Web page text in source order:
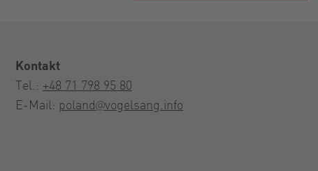
Kontakt
Tel.: +48 71 798 95 80
E-Mail: poland@vogelsang.info